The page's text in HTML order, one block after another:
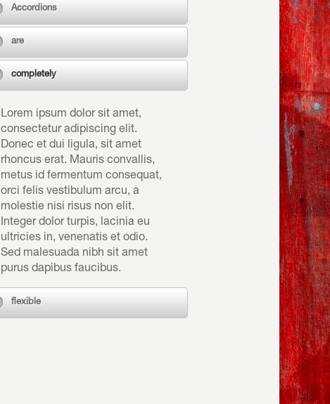
Accordions
are
completely
Lorem ipsum dolor sit amet,
consectetur adipiscing elit.
Donec et dui ligula, sit amet
rhoncus erat. Mauris convallis,
metus id fermentum consequat,
orci felis vestibulum arcu, a
molestie nisi risus non elit.
Integer dolor turpis, lacinia eu
ultricies in, venenatis et odio.
Sed malesuada nibh sit amet
purus dapibus faucibus.
flexible